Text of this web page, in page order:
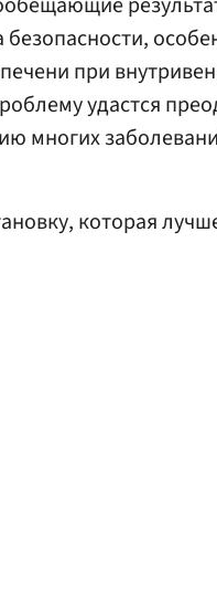
при
удастся
многих
которая